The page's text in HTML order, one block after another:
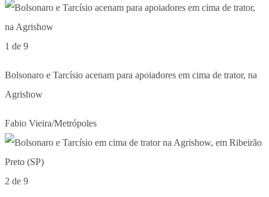
1 de 9
Bolsonaro e Tarcísio acenam para apoiadores em cima de trator, na
Agrishow
Fabio Vieira/Metrópoles
2 de 9